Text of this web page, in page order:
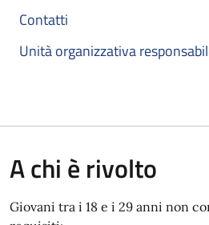
Contatti
Unità organizzativa
A chi è rivolto
Giovani tra i 18 e i 29 anni non